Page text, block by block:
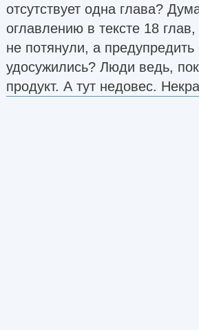
отсутствует одна глава?
оглавлению в тексте 18
не потянули, а
удосужились? Люди ведь,
продукт. А тут недовес.